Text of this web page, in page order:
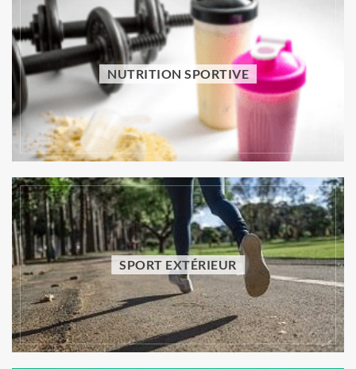
SPORT INDIVIDUEL
Comment faire du sport sans equipement :
quels exercices pratiquer à la maison ?
Vincent Trello 29 juillet 2026
NUTRITION SPORTIVE
SPORT EXTÉRIEUR